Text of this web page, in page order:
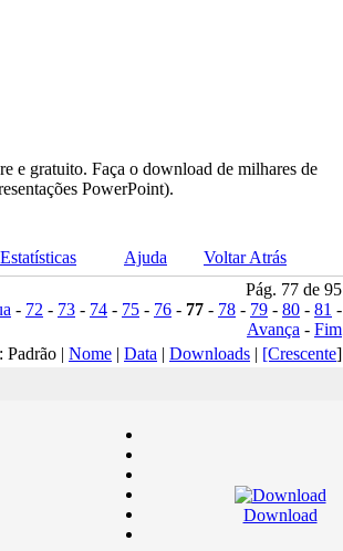
e gratuito. Faça o download de milhares de
PowerPoint).
Estatísticas Ajuda
Voltar Atrás
Pág. 77 de 95
- 72 - 73 - 74 - 75 - 76 - 77 - 78 - 79 - 80 - 81 -
Avança - Fim
Padrão | Nome | Data | Downloads | [Crescente]
Download